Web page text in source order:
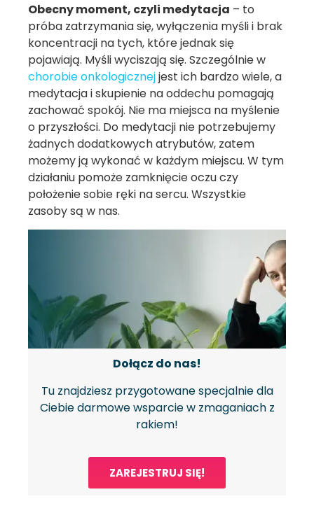
Obecny moment, czyli medytacja – to
próba zatrzymania się, wyłączenia myśli i brak
koncentracji na tych, które jednak się
pojawiają. Myśli wyciszają się. Szczególnie w
chorobie onkologicznejjest ich bardzo wiele, a
medytacja i skupienie na oddechu pomagają
zachować spokój. Nie ma miejsca na myślenie
o przyszłości. Do medytacji nie potrzebujemy
żadnych dodatkowych atrybutów, zatem
możemy ją wykonać w każdym miejscu. W tym
działaniu pomoże zamknięcie oczu czy
położenie sobie ręki na sercu. Wszystkie
zasoby są w nas.
Dołącz do nas!
Tu znajdziesz przygotowane specjalnie dla
Ciebie darmowe wsparcie w zmaganiach z
rakiem!
ZAREJESTRUJ SIĘ!